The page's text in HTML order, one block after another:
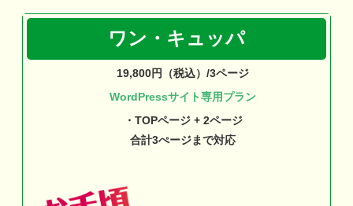
ワン・キュッパ
19,800円（税込）/3ページ
WordPressサイト専用プラン
・TOPページ + 2ページ
合計3ぺージまで対応